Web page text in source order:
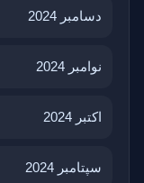
دسامبر 2024
نوامبر 2024
اکتبر 2024
سپتامبر 2024